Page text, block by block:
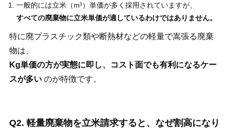
一般的には立米（m³）単価が多く採用されていますが、
すべての廃棄物に立米単価が適しているわけではありません。
特に廃プラスチック類や断熱材などの軽量で嵩張る廃棄
物は、
Kg単価の方が実態に即し、コスト面でも有利になるケー
スが多いのが特徴です。
Q2. 軽量廃棄物を立米請求すると、なぜ割高になり